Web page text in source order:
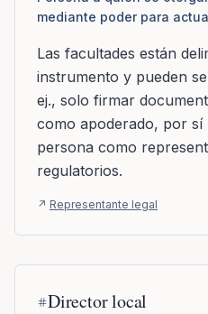
mediante poder para
Las facultades están
instrumento y pueden
ej., solo firmar
como apoderado, por sí
persona como
regulatorios.
↗ Representante legal
Director local